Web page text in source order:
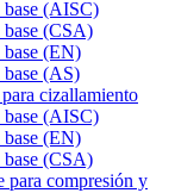
base (AISC)
base (CSA)
base (EN)
base (AS)
cizallamiento
base (AISC)
base (EN)
base (CSA)
para compresión y